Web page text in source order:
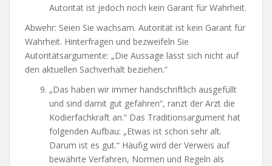
Autorität ist jedoch noch kein Garant für Wahrheit.
Abwehr: Seien Sie wachsam. Autorität ist kein Garant für
Wahrheit. Hinterfragen und bezweifeln Sie
Autoritätsargumente: „Die Aussage lässt sich nicht auf
den aktuellen Sachverhalt beziehen.“
„Das haben wir immer handschriftlich ausgefüllt
und sind damit gut gefahren“, ranzt der Arzt die
Kodierfachkraft an.“ Das Traditionsargument hat
folgenden Aufbau: „Etwas ist schon sehr alt.
Darum ist es gut.“ Häufig wird der Verweis auf
bewährte Verfahren, Normen und Regeln als